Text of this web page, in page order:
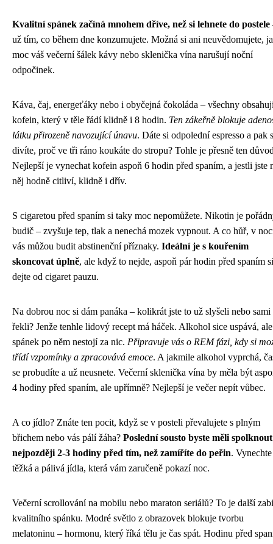
Kvalitní spánek začíná mnohem dříve, než si lehnete do postele
už tím, co během dne konzumujete. Možná si ani neuvědomujete,
moc váš večerní šálek kávy nebo sklenička vína narušují noční
odpočinek.
Káva, čaj, energeťáky nebo i obyčejná čokoláda – všechny
kofein, který v těle řádí klidně i 8 hodin. Ten zákeřně blokuje
látku přirozeně navozující únavu. Dáte si odpolední espresso a pak
divíte, proč ve tři ráno koukáte do stropu? Tohle je přesně ten
Nejlepší je vynechat kofein aspoň 6 hodin před spaním, a jestli jste
něj hodně citliví, klidně i dřív.
S cigaretou před spaním si taky moc nepomůžete. Nikotin je
budič – zvyšuje tep, tlak a nenechá mozek vypnout. A co hůř, v
vás můžou budit abstinenční příznaky. Ideální je s kouřením
skoncovat úplně, ale když to nejde, aspoň pár hodin před spaním si
dejte od cigaret pauzu.
Na dobrou noc si dám panáka – kolikrát jste to už slyšeli nebo sami
řekli? Jenže tenhle lidový recept má háček. Alkohol sice uspává, ale
spánek po něm nestojí za nic. Připravuje vás o REM fázi, kdy si
třídí vzpomínky a zpracovává emoce. A jakmile alkohol vyprchá,
se probudíte a už neusnete. Večerní sklenička vína by měla být
4 hodiny před spaním, ale upřímně? Nejlepší je večer nepít vůbec.
A co jídlo? Znáte ten pocit, když se v posteli převalujete s plným
břichem nebo vás pálí žáha? Poslední sousto byste měli spolknout
nejpozději 2-3 hodiny před tím, než zamíříte do peřin. Vynechte
těžká a pálivá jídla, která vám zaručeně pokazí noc.
Večerní scrollování na mobilu nebo maraton seriálů? To je další
kvalitního spánku. Modré světlo z obrazovek blokuje tvorbu
melatoninu – hormonu, který říká tělu je čas spát. Hodinu před